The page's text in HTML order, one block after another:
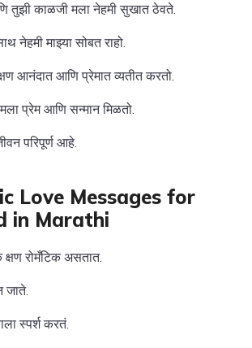
तुझी काळजी मला नेहमी सुखात ठेवते.
नेहमी माझ्या सोबत राहो.
आनंदात आणि प्रेमात व्यतीत करतो.
प्रेम आणि सन्मान मिळतो.
परिपूर्ण आहे.
Love Messages for
in Marathi
रोमँटिक असतात.
जाते.
स्पर्श करतं.